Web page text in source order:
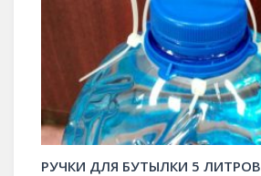
РУЧКИ ДЛЯ БУТЫЛКИ 5 ЛИТРОВ